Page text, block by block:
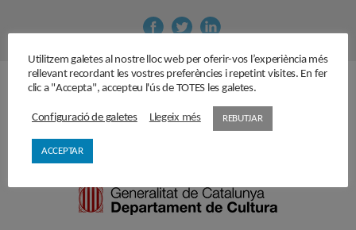
Amb el suport de
Utilitzem galetes al nostre lloc web per oferir-vos l’experiència més
rellevant recordant les vostres preferències i repetint visites. En fer
clic a "Accepta", accepteu l'ús de TOTES les galetes.
Configuració de galetes Llegeix més REBUTJAR
ACCEPTAR